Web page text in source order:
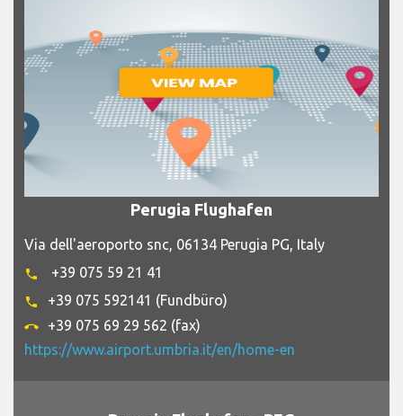
Perugia Flughafen
Via dell'aeroporto snc, 06134 Perugia PG, Italy
phone +39 075 59 21 41
phone +39 075 592141 (Fundbüro)
call_end
+39 075 69 29 562 (fax)
https://www.airport.umbria.it/en/home-en